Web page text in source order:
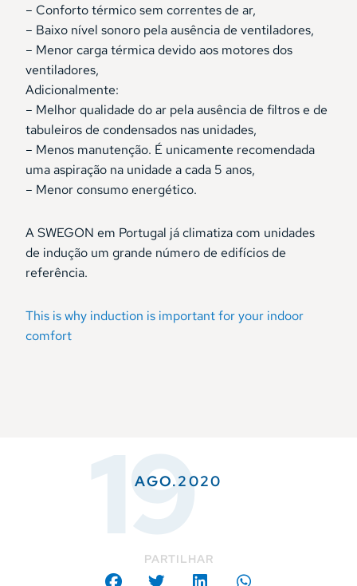
19
AGO.2020
PARTILHAR
– Conforto térmico sem correntes de ar,
– Baixo nível sonoro pela ausência de ventiladores,
– Menor carga térmica devido aos motores dos
ventiladores,
Adicionalmente:
– Melhor qualidade do ar pela ausência de filtros e de
tabuleiros de condensados nas unidades,
– Menos manutenção. É unicamente recomendada
uma aspiração na unidade a cada 5 anos,
– Menor consumo energético.
A SWEGON em Portugal já climatiza com unidades
de indução um grande número de edifícios de
referência.
This is why induction is important for your indoor
comfort